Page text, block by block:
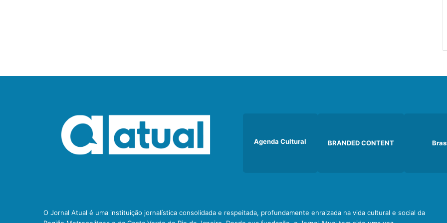
Agenda Cultural BRANDED CONTENT
O Jornal Atual é uma instituição jornalística consolidada e respeitada, profundamente enraizada na vida cultural e social da